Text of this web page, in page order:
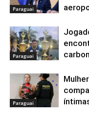
Paraguai
Paraguai
Paraguai